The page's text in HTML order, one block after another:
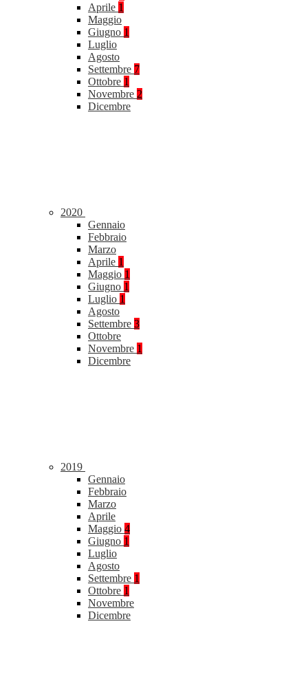
Aprile 1
Maggio
Giugno 1
Luglio
Agosto
Settembre 7
Ottobre 1
Novembre 2
Dicembre
2020
Gennaio
Febbraio
Marzo
Aprile 1
Maggio 1
Giugno 1
Luglio 1
Agosto
Settembre 3
Ottobre
Novembre 1
Dicembre
2019
Gennaio
Febbraio
Marzo
Aprile
Maggio 4
Giugno 1
Luglio
Agosto
Settembre 1
Ottobre 1
Novembre
Dicembre